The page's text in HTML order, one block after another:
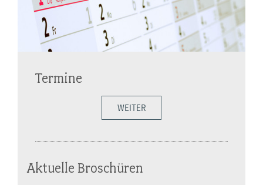
Termine
WEITER
Aktuelle Broschüren